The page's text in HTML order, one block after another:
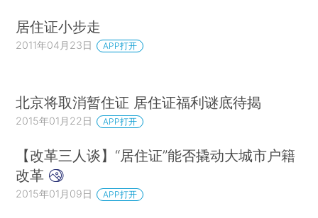
居住证小步走
2011年04月23日 APP打开
北京将取消暂住证 居住证福利谜底待揭
2015年01月22日 APP打开
【改革三人谈】“居住证”能否撬动大城市户籍
改革
2015年01月09日 APP打开